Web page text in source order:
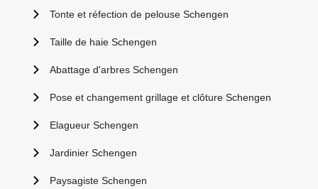
Tonte et réfection de pelouse Schengen
Taille de haie Schengen
Abattage d'arbres Schengen
Pose et changement grillage et clôture Schengen
Elagueur Schengen
Jardinier Schengen
Paysagiste Schengen